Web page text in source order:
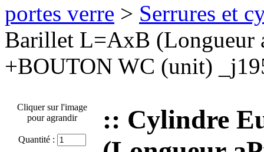
portes verre > Serrures et
Barillet L=AxB (Longueur
+BOUTON WC (unit)
Cliquer sur l'image
pour agrandir
Quantité :
:: Cylindre